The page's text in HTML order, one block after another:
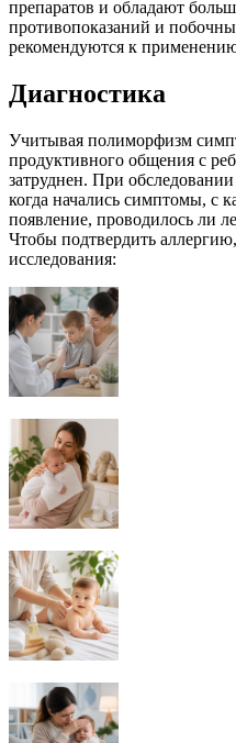
препаратов и обладают
противопоказаний и
рекомендуются к
Диагностика
Учитывая полиморфизм
продуктивного общения с
затруднен. При
когда начались симптомы, с
появление, проводилось ли
Чтобы подтвердить
исследования: